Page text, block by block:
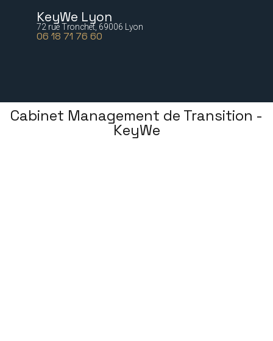
KeyWe Lyon
72 rue Tronchet, 69006 Lyon
06 18 71 76 60
Cabinet Management de Transition -
KeyWe